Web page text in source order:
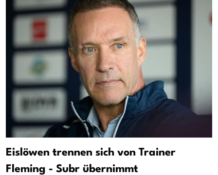
Eislöwen trennen sich von Trainer
Fleming - Subr übernimmt